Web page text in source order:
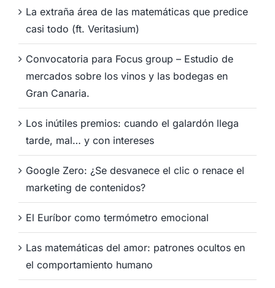
La extraña área de las matemáticas que predice
casi todo (ft. Veritasium)
Convocatoria para Focus group – Estudio de
mercados sobre los vinos y las bodegas en
Gran Canaria.
Los inútiles premios: cuando el galardón llega
tarde, mal… y con intereses
Google Zero: ¿Se desvanece el clic o renace el
marketing de contenidos?
El Euríbor como termómetro emocional
Las matemáticas del amor: patrones ocultos en
el comportamiento humano